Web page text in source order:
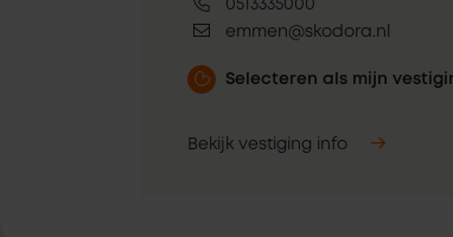
0513335000
emmen@skodora.nl
Selecteren als mijn
Bekijk vestiging info